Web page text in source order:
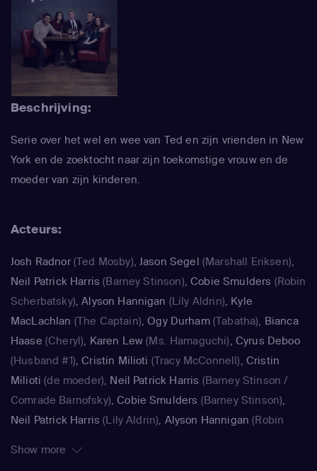
Beschrijving:
Serie over het wel en wee van Ted en zijn vrienden in New
York en de zoektocht naar zijn toekomstige vrouw en de
moeder van zijn kinderen.
Acteurs:
Josh Radnor(Ted Mosby) Jason Segel (Marshall Eriksen)
Neil Patrick Harris (Barney Stinson) ,Cobie Smulders (Robin
Scherbatsky) ,Alyson Hannigan (Lily Aldrin) Kyle
MacLachlan (The Captain) ,Ogy Durham(Tabatha) Bianca
Haase (Cheryl) Karen Lew (Ms. Hamaguchi) Cyrus Deboo
(Husband #1) ,Cristin Milioti (Tracy McConnell) Cristin
Milioti (de moeder) Neil Patrick Harris (Barney Stinson /
Comrade Barnofsky) ,Cobie Smulders (Barney Stinson)
Neil Patrick Harris (Lily Aldrin) Alyson Hannigan (Robin
Show more